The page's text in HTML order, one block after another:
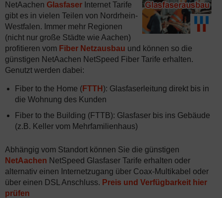
NetAachen Glasfaser Internet Tarife
gibt es in vielen Teilen von Nordrhein-
Westfalen. Immer mehr Regionen
(nicht nur große Städte wie Aachen)
profitieren vom Fiber Netzausbau und können so die
günstigen NetAachen NetSpeed Fiber Tarife erhalten.
Genutzt werden dabei:
Fiber to the Home (FTTH ): Glasfaserleitung direkt bis in
die Wohnung des Kunden
Fiber to the Building (FTTB): Glasfaser bis ins Gebäude
(z.B. Keller vom Mehrfamilienhaus)
Abhängig vom Standort können Sie die günstigen
NetAachen NetSpeed Glasfaser Tarife erhalten oder
alternativ einen Internetzugang über Coax-Multikabel oder
über einen DSL Anschluss. Preis und Verfügbarkeit hier
prüfen